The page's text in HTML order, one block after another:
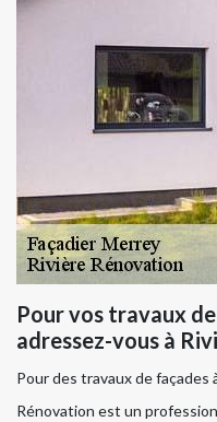
Pour vos travaux
adressez-vous à
Pour des travaux de façades
Rénovation est un